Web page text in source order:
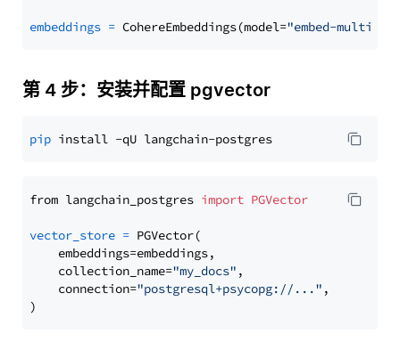
embeddings = CohereEmbeddings(model="embed-
第 4 步：安装并配置 pgvector
pip
from langchain_postgres import PGVector
vector_store = PGVector(
    embeddings=embeddings,
    collection_name=
"my_docs" ,
    connection=
"postgresql+psycopg://..." ,